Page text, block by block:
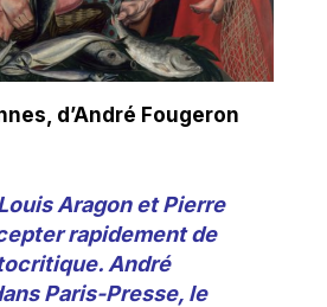
d’André Fougeron
Aragon et Pierre
rapidement de
André
Paris-Presse, le